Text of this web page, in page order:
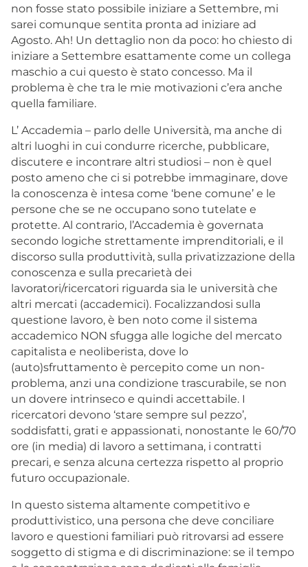
non fosse stato possibile iniziare a Settembre, mi
sarei comunque sentita pronta ad iniziare ad
Agosto. Ah! Un dettaglio non da poco: ho chiesto di
iniziare a Settembre esattamente come un collega
maschio a cui questo è stato concesso. Ma il
problema è che tra le mie motivazioni c’era anche
quella familiare.
L’ Accademia – parlo delle Università, ma anche di
altri luoghi in cui condurre ricerche, pubblicare,
discutere e incontrare altri studiosi – non è quel
posto ameno che ci si potrebbe immaginare, dove
la conoscenza è intesa come ‘bene comune’ e le
persone che se ne occupano sono tutelate e
protette. Al contrario, l’Accademia è governata
secondo logiche strettamente imprenditoriali, e il
discorso sulla produttività, sulla privatizzazione della
conoscenza e sulla precarietà dei
lavoratori/ricercatori riguarda sia le università che
altri mercati (accademici). Focalizzandosi sulla
questione lavoro, è ben noto come il sistema
accademico NON sfugga alle logiche del mercato
capitalista e neoliberista, dove lo
(auto)sfruttamento è percepito come un non-
problema, anzi una condizione trascurabile, se non
un dovere intrinseco e quindi accettabile. I
ricercatori devono ‘stare sempre sul pezzo’,
soddisfatti, grati e appassionati, nonostante le 60/70
ore (in media) di lavoro a settimana, i contratti
precari, e senza alcuna certezza rispetto al proprio
futuro occupazionale.
In questo sistema altamente competitivo e
produttivistico, una persona che deve conciliare
lavoro e questioni familiari può ritrovarsi ad essere
soggetto di stigma e di discriminazione: se il tempo